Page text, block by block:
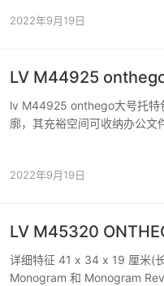
2022年9月19日
LV M44925
lv M44925 onthego大号托特
廓，其充裕空间可收纳办公文
2022年9月19日
LV M45320
详细特征 41 x 34 x 19 厘米(
Monogram 和 Monogram